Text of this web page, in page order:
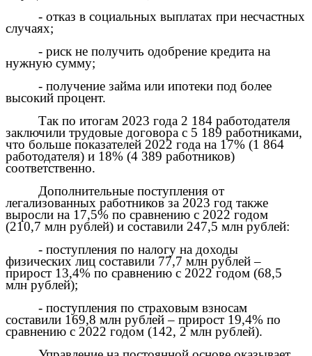
- отказ в социальных выплатах при несчастных
случаях;
- риск не получить одобрение кредита на
нужную сумму;
- получение займа или ипотеки под более
высокий процент.
Так по итогам 2023 года 2 184 работодателя
заключили трудовые договора с 5 189 работниками,
что больше показателей 2022 года на 17% (1 864
работодателя) и 18% (4 389 работников)
соответственно.
Дополнительные поступления от
легализованных работников за 2023 год также
выросли на 17,5% по сравнению с 2022 годом
(210,7 млн рублей) и составили 247,5 млн рублей:
- поступления по налогу на доходы
физических лиц составили 77,7 млн рублей –
прирост 13,4% по сравнению с 2022 годом (68,5
млн рублей);
- поступления по страховым взносам
составили 169,8 млн рублей – прирост 19,4% по
сравнению с 2022 годом (142, 2 млн рублей).